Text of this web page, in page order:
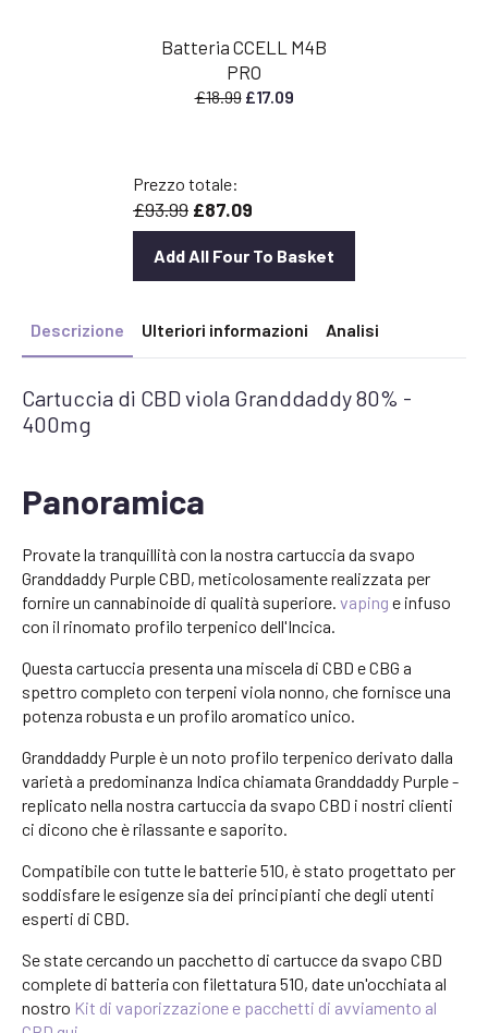
Batteria CCELL M4B
PRO
£18.99 Il
£17.09Il
Prezzo totale:
£93.99 £87.09
Add All Four To Basket
Descrizione Ulteriori informazioni Analisi
Cartuccia di CBD viola Granddaddy 80% -
400mg
Panoramica
Provate la tranquillità con la nostra cartuccia da svapo
Granddaddy Purple CBD, meticolosamente realizzata per
fornire un cannabinoide di qualità superiore. vaping e infuso
con il rinomato profilo terpenico dell'Incica.
Questa cartuccia presenta una miscela di CBD e CBG a
spettro completo con terpeni viola nonno, che fornisce una
potenza robusta e un profilo aromatico unico.
Granddaddy Purple è un noto profilo terpenico derivato dalla
varietà a predominanza Indica chiamata Granddaddy Purple -
replicato nella nostra cartuccia da svapo CBD i nostri clienti
ci dicono che è rilassante e saporito.
Compatibile con tutte le batterie 510, è stato progettato per
soddisfare le esigenze sia dei principianti che degli utenti
esperti di CBD.
Se state cercando un pacchetto di cartucce da svapo CBD
complete di batteria con filettatura 510, date un'occhiata al
nostro Kit di vaporizzazione e pacchetti di avviamento al